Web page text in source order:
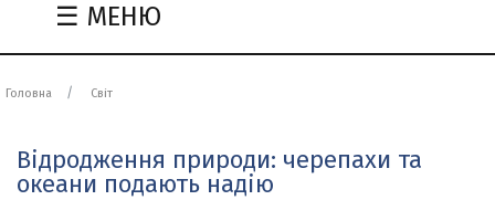
☰ МЕНЮ
Головна Світ
Відродження природи: черепахи та
океани подають надію